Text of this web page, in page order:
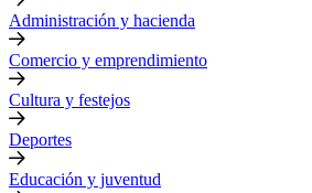
Administración y hacienda
Comercio y emprendimiento
Cultura y festejos
Deportes
Educación y juventud